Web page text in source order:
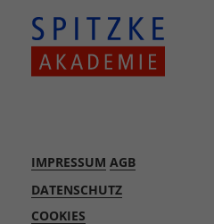
IMPRESSUM
DATENSCHUTZ
AGB
COOKIES